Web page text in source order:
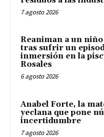
7 agosto 2026
Reaniman a un niño
tras sufrir un
inmersión en la
Rosales
6 agosto 2026
Anabel Forte, la
yeclana que pone
incertidumbre
7 agosto 2026